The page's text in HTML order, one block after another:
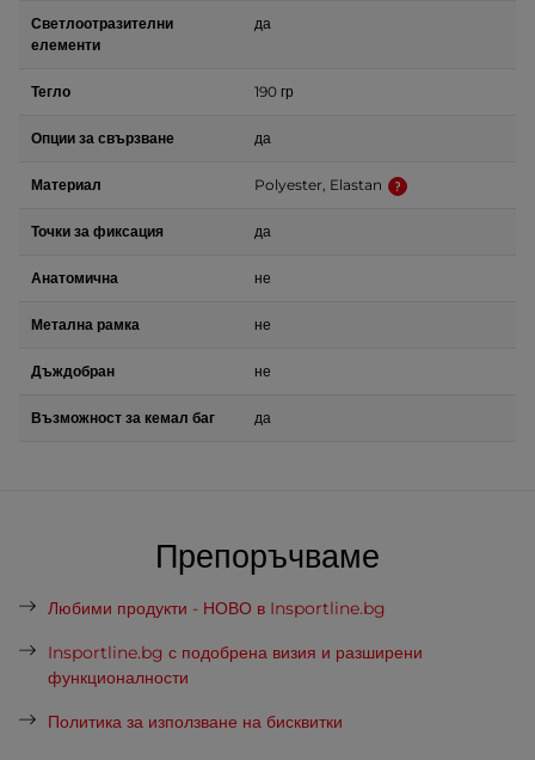
Светлоотразителни
елементи
да
Тегло 190 гр
Опции за свързване да
Материал Polyester, Elastan
Точки за фиксация да
Анатомична не
Метална рамка не
Дъждобран не
Възможност за кемал баг да
Препоръчваме
Любими продукти - НОВО в Insportline.bg
Insportline.bg с подобрена визия и разширени
функционалности
Политика за използване на бисквитки